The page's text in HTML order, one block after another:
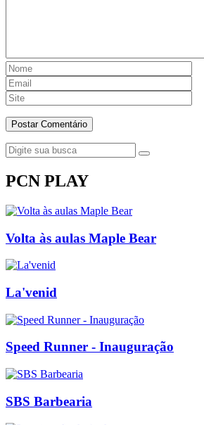
PCN PLAY
Volta às aulas Maple Bear
La'venid
Speed Runner - Inauguração
SBS Barbearia